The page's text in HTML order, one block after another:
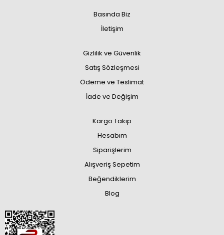
Basında Biz
İletişim
Gizlilik ve Güvenlik
Satış Sözleşmesi
Ödeme ve Teslimat
İade ve Değişim
Kargo Takip
Hesabım
Siparişlerim
Alışveriş Sepetim
Beğendiklerim
Blog